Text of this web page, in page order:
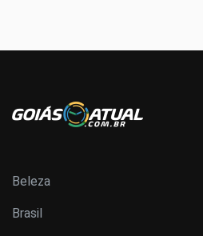
Beleza
Brasil